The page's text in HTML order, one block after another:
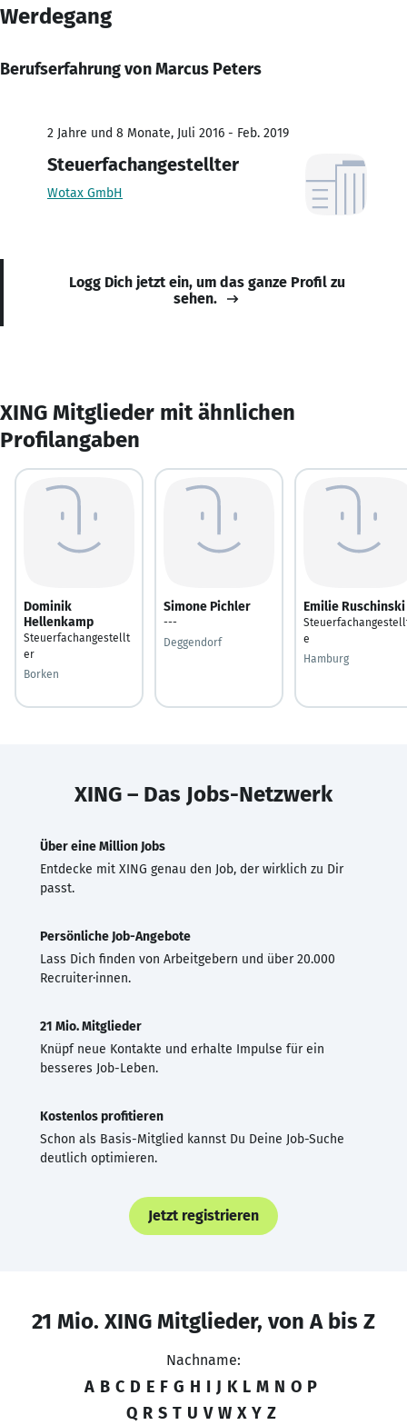
Werdegang
Berufserfahrung von Marcus Peters
2 Jahre und 8 Monate, Juli 2016 - Feb. 2019
Steuerfachangestellter
Wotax GmbH
Logg Dich jetzt ein, um das ganze Profil zu
sehen.
XING Mitglieder mit ähnlichen
Profilangaben
Dominik
Hellenkamp
Steuerfachangestellt
er
Borken
Simone Pichler
---
Deggendorf
Emilie Ruschinski
e
Hamburg
XING – Das Jobs-Netzwerk
Über eine Million Jobs
Entdecke mit XING genau den Job, der wirklich zu Dir
passt.
Persönliche Job-Angebote
Lass Dich finden von Arbeitgebern und über 20.000
Recruiter·innen.
21 Mio. Mitglieder
Knüpf neue Kontakte und erhalte Impulse für ein
besseres Job-Leben.
Kostenlos profitieren
Schon als Basis-Mitglied kannst Du Deine Job-Suche
deutlich optimieren.
Jetzt registrieren
21 Mio. XING Mitglieder, von A bis Z
Nachname:
A B C D E F G H I J K L M N O P
Q R S T U V W X Y Z